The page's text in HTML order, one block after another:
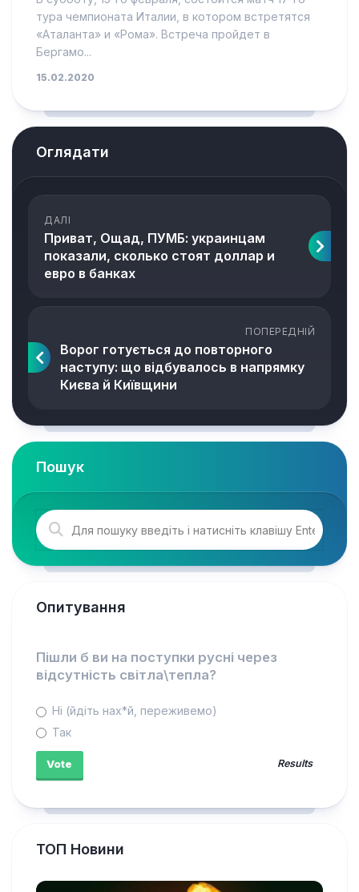
тура чемпионата Италии, в котором встретятся
«Аталанта» и «Рома». Встреча пройдет в
Бергамо...
15.02.2020
Оглядати
ДАЛІ
Приват, Ощад, ПУМБ: украинцам
показали, сколько стоят доллар и
евро в банках
ПОПЕРЕДНІЙ
Ворог готується до повторного
наступу: що відбувалось в напрямку
Києва й Київщини
Пошук
Опитування
Пішли б ви на поступки русні через
відсутність світла\тепла?
Ні (йдіть нах*й, переживемо)
Так
Results
ТОП Новини